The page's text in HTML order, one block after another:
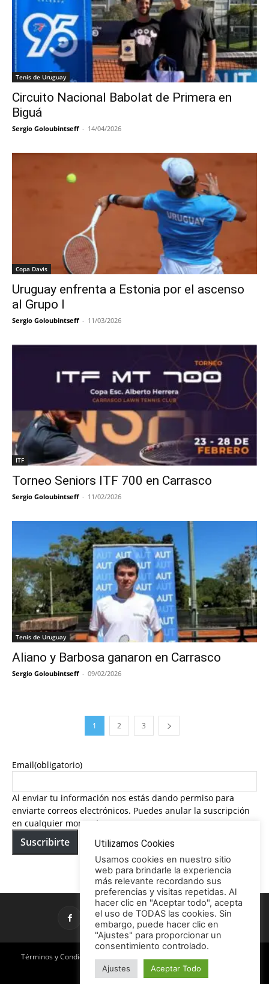
Tenis de Uruguay
Circuito Nacional Babolat de Primera en
Biguá
Sergio Goloubintseff - 14/04/2026
Copa Davis
Uruguay enfrenta a Estonia por el ascenso
al Grupo I
Sergio Goloubintseff - 11/03/2026
ITF
Torneo Seniors ITF 700 en Carrasco
Sergio Goloubintseff - 11/02/2026
Tenis de Uruguay
Aliano y Barbosa ganaron en Carrasco
Sergio Goloubintseff - 09/02/2026
1 2 3
Email(obligatorio)
Al enviar tu información nos estás dando permiso para
enviarte correos electrónicos. Puedes anular la suscripción
en cualquier momento.
Suscribirte
Términos y Condiciones
Publicidad en TCE
Licencia CC
Utilizamos Cookies
Usamos cookies en nuestro sitio
web para brindarle la experiencia
más relevante recordando sus
preferencias y visitas repetidas. Al
hacer clic en "Aceptar todo", acepta
el uso de TODAS las cookies. Sin
embargo, puede hacer clic en
"Ajustes" para proporcionar un
consentimiento controlado.
Ajustes Aceptar Todo